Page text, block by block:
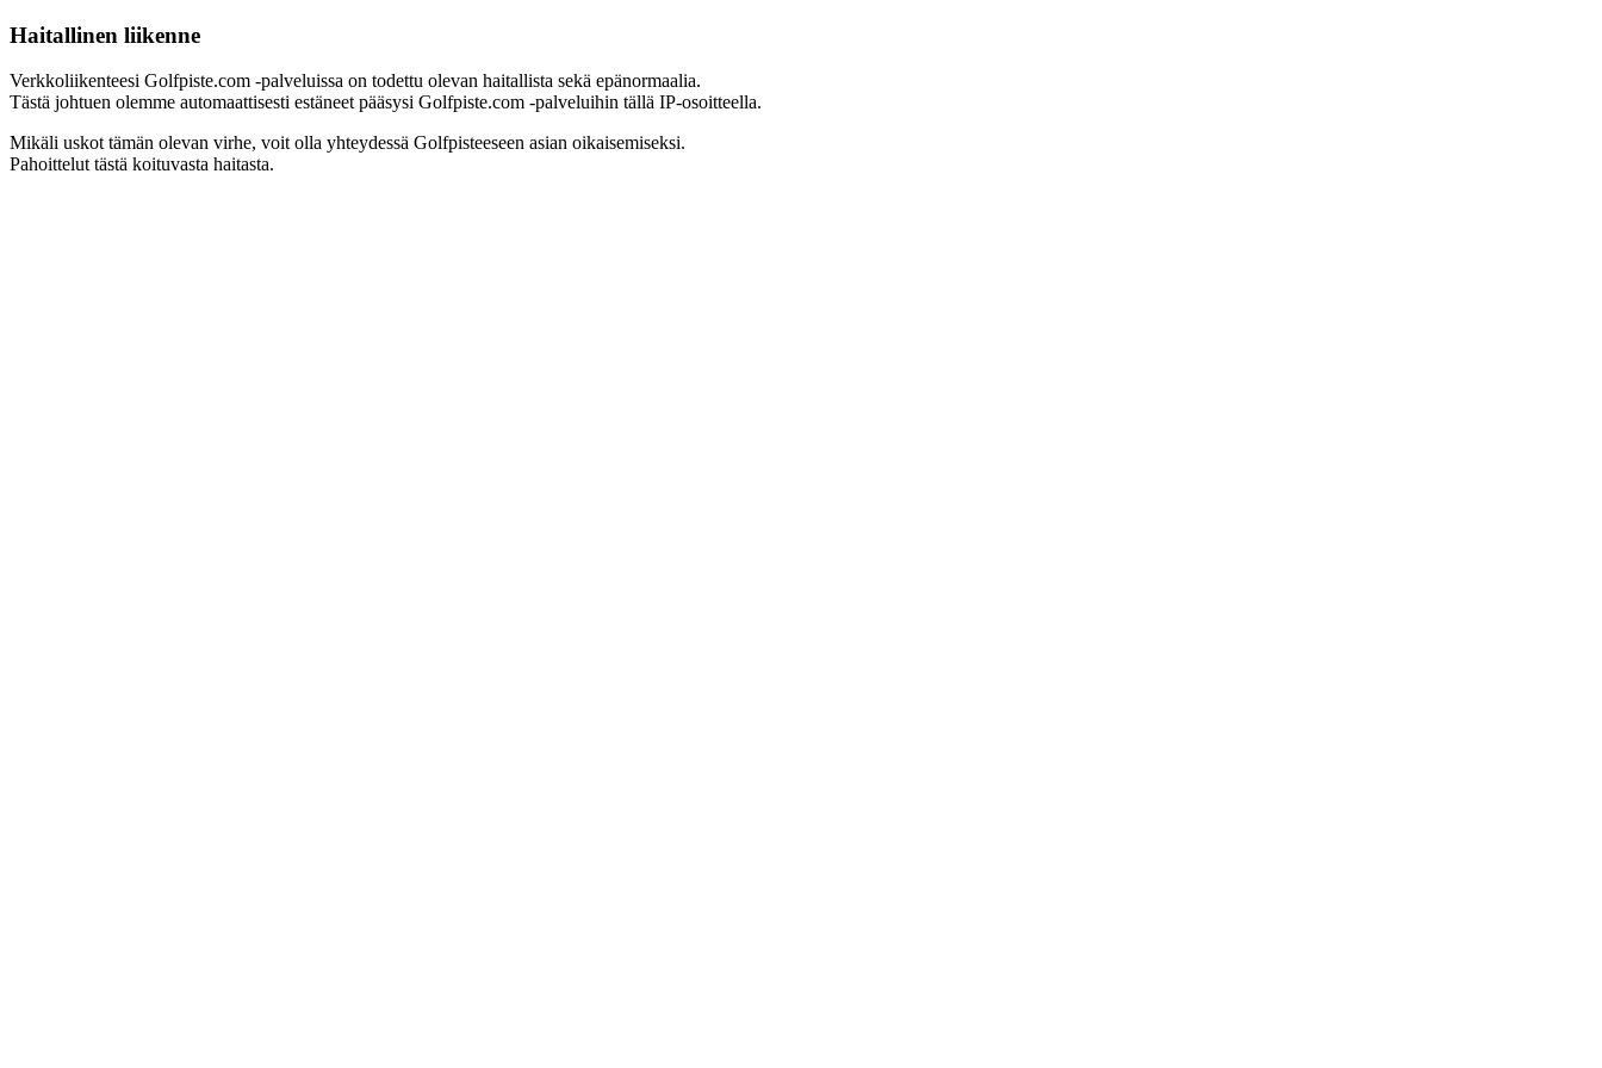
Haitallinen liikenne
Verkkoliikenteesi Golfpiste.com -palveluissa on todettu olevan haitallista sekä epänormaalia.
Tästä johtuen olemme automaattisesti estäneet pääsysi Golfpiste.com -palveluihin tällä IP-osoitteella.
Mikäli uskot tämän olevan virhe, voit olla yhteydessä Golfpisteeseen asian oikaisemiseksi.
Pahoittelut tästä koituvasta haitasta.